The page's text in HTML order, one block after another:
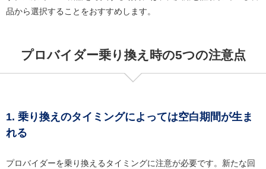
品から選択することをおすすめします。
プロバイダー乗り換え時の5つの注意点
1. 乗り換えのタイミングによっては空白期間が生ま
れる
プロバイダーを乗り換えるタイミングに注意が必要です。新たな回